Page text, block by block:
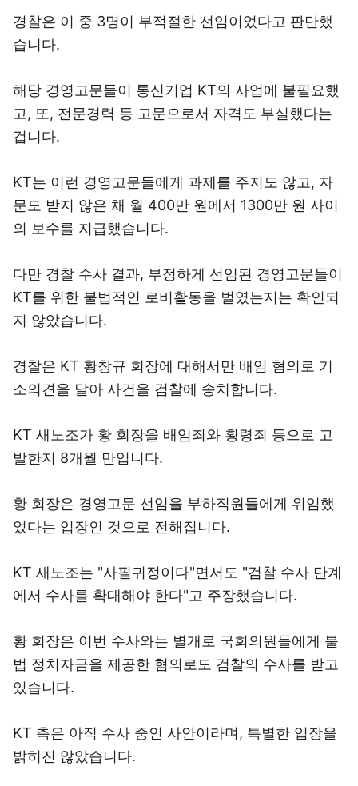
경찰은 이 중 3명이 부적절한 선임이었다고 판단했
습니다.
해당 경영고문들이 통신기업 KT의 사업에 불필요했
고, 또, 전문경력 등 고문으로서 자격도 부실했다는
겁니다.
KT는 이런 경영고문들에게 과제를 주지도 않고, 자
문도 받지 않은 채 월 400만 원에서 1300만 원 사이
의 보수를 지급했습니다.
다만 경찰 수사 결과, 부정하게 선임된 경영고문들이
KT를 위한 불법적인 로비활동을 벌였는지는 확인되
지 않았습니다.
경찰은 KT 황창규 회장에 대해서만 배임 혐의로 기
소의견을 달아 사건을 검찰에 송치합니다.
KT 새노조가 황 회장을 배임죄와 횡령죄 등으로 고
발한지 8개월 만입니다.
황 회장은 경영고문 선임을 부하직원들에게 위임했
었다는 입장인 것으로 전해집니다.
KT 새노조는 "사필귀정이다"면서도 "검찰 수사 단계
에서 수사를 확대해야 한다"고 주장했습니다.
황 회장은 이번 수사와는 별개로 국회의원들에게 불
법 정치자금을 제공한 혐의로도 검찰의 수사를 받고
있습니다.
KT 측은 아직 수사 중인 사안이라며, 특별한 입장을
밝히진 않았습니다.